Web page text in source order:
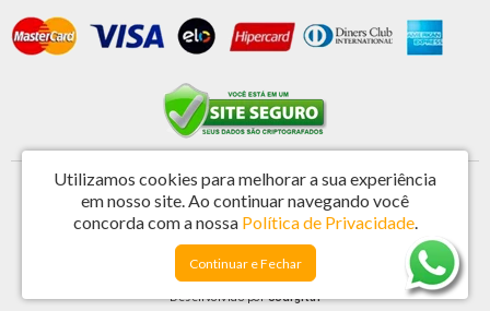
Primatela Tela e Componentes Ltda - CNPJ: 46.572.808/0001-44
Rua Vereador Antonio de Castro 221 - Jardim Nova Espirito Santo - Valinhos / SP -
Primatela © 2026
Desenvolvido por88digital
Utilizamos cookies para melhorar a sua experiência
em nosso site.Ao continuar navegando você
concorda com a nossa Política de Privacidade.
Continuar e Fechar